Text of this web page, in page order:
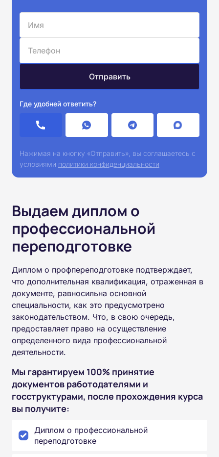
Где удобней ответить?
Нажимая на кнопку «Отправить», вы соглашаетесь с
условиями политики конфиденциальности
Выдаем диплом о
профессиональной
переподготовке
Диплом о профпереподготовке подтверждает,
что дополнительная квалификация, отраженная в
документе, равносильна основной
специальности, как это предусмотрено
законодательством. Что, в свою очередь,
предоставляет право на осуществление
определенного вида профессиональной
деятельности.
Мы гарантируем 100% принятие
документов работодателями и
госструктурами, после прохождения курса
вы получите:
Диплом о профессиональной
переподготовке